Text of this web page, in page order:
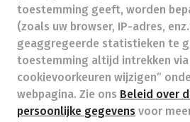
Beroepsvereniging:
Bond autorisatienummer
Valt onder toezicht van de
02/537.42.67, Henri
Deontologie:
Code van de
Tarieven
toestemming geeft, worden
(zoals uw browser, IP-adres,
geaggregeerde statistieken te
toestemming altijd intrekken via
cookievoorkeuren wijzigen”
webpagina. Zie ons Beleid over
persoonlijke gegevens voor